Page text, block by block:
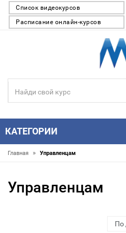
Список видеокурсов
Расписание онлайн-курсов
КАТЕГОРИИ
Главная » Управленцам
Управленцам